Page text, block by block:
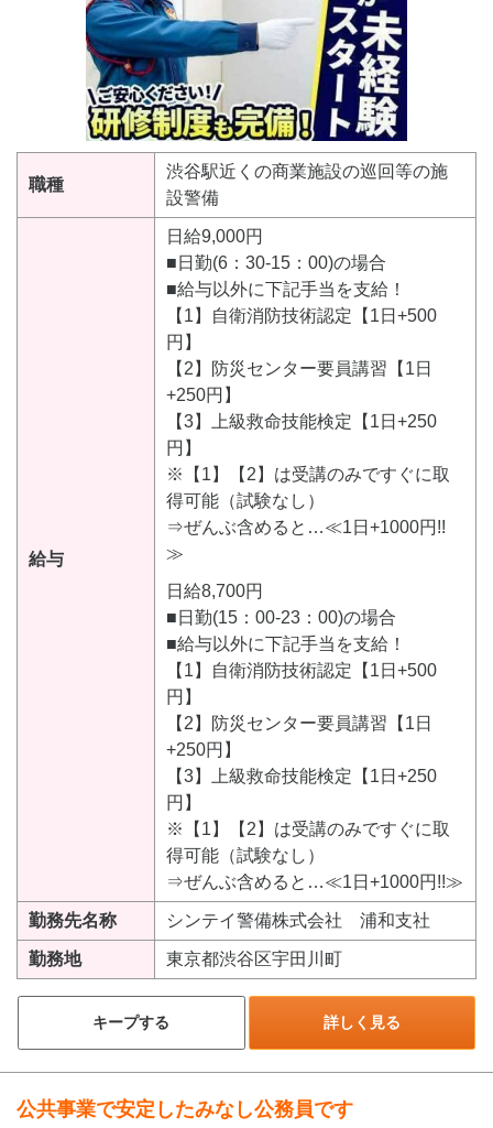
職種
渋谷駅近くの商業施設の巡回等の施
設警備
給与
日給9,000円
■日勤(6：30-15：00)の場合
■給与以外に下記手当を支給！
【1】自衛消防技術認定【1日+500
円】
【2】防災センター要員講習【1日
+250円】
【3】上級救命技能検定【1日+250
円】
※【1】【2】は受講のみですぐに取
得可能（試験なし）
⇒ぜんぶ含めると…≪1日+1000円!!
≫
日給8,700円
■日勤(15：00-23：00)の場合
■給与以外に下記手当を支給！
【1】自衛消防技術認定【1日+500
円】
【2】防災センター要員講習【1日
+250円】
【3】上級救命技能検定【1日+250
円】
※【1】【2】は受講のみですぐに取
得可能（試験なし）
⇒ぜんぶ含めると…≪1日+1000円!!≫
勤務先名称 シンテイ警備株式会社 浦和支社
勤務地 東京都渋谷区宇田川町
キープする 詳しく見る
公共事業で安定したみなし公務員です